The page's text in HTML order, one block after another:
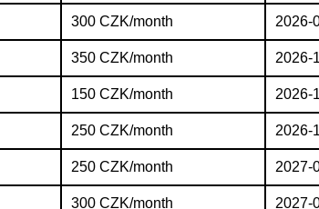
300 CZK/month 2026-
350 CZK/month 2026-
150 CZK/month 2026-
250 CZK/month 2026-
250 CZK/month 2027-
300 CZK/month 2027-